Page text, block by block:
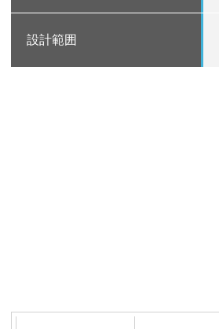
設計範囲